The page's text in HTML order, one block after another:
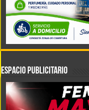
ESPACIO PUBLICITARIO